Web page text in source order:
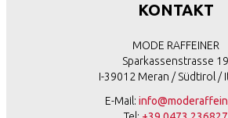
KONTAKT
MODE RAFFEINER
Sparkassenstrasse 19
I-39012 Meran / Südtirol /
E-Mail: